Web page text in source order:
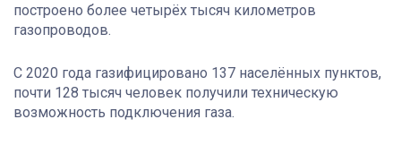
построено более четырёх тысяч километров
газопроводов.
С 2020 года газифицировано 137 населённых пунктов,
почти 128 тысяч человек получили техническую
возможность подключения газа.